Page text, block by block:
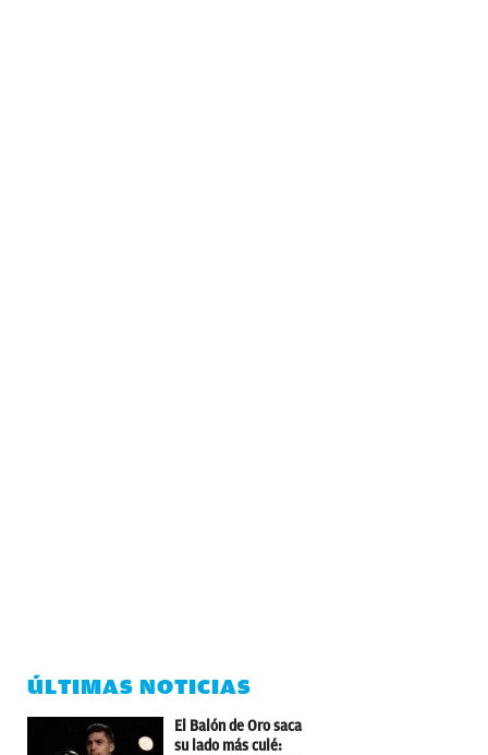
ÚLTIMAS NOTICIAS
El Balón de Oro saca
su lado más culé: